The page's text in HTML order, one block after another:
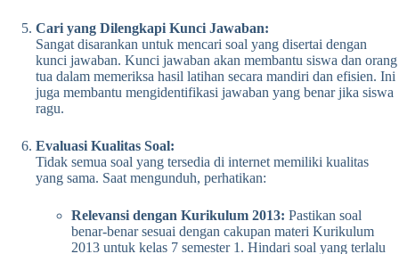
Cari yang Dilengkapi Kunci Jawaban:
Sangat disarankan untuk mencari soal yang disertai dengan
kunci jawaban. Kunci jawaban akan membantu siswa dan orang
tua dalam memeriksa hasil latihan secara mandiri dan efisien. Ini
juga membantu mengidentifikasi jawaban yang benar jika siswa
ragu.
Evaluasi Kualitas Soal:
Tidak semua soal yang tersedia di internet memiliki kualitas
yang sama. Saat mengunduh, perhatikan:
Relevansi dengan Kurikulum 2013: Pastikan soal
benar-benar sesuai dengan cakupan materi Kurikulum
2013 untuk kelas 7 semester 1. Hindari soal yang terlalu